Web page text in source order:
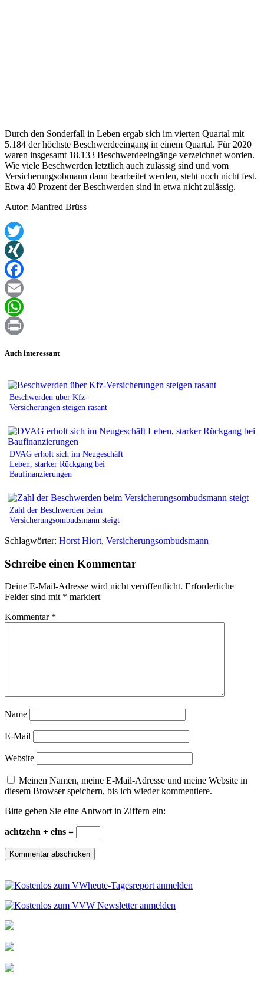
Durch den Sonderfall in Leben ergab sich im vierten Quartal mit
5.184 der höchste Beschwerdeeingang in einem Quartal. Für 2020
waren insgesamt 18.133 Beschwerdeeingänge verzeichnet worden.
Wie viele Beschwerden letztlich auch zulässig sind und vom
Versicherungsobmann dann bearbeitet werden, steht noch nicht fest.
Etwa 40 Prozent der Beschwerden sind in etwa nicht zulässig.
Autor: Manfred Brüss
Twitter
XING
Facebook
Email
WhatsApp
Auch interessant
Beschwerden über Kfz-
Versicherungen steigen rasant
DVAG erholt sich im Neugeschäft
Leben, starker Rückgang bei
Baufinanzierungen
Zahl der Beschwerden beim
Versicherungsombudsmann steigt
Schlagwörter: Horst Hiort, Versicherungsombudsmann
Schreibe einen Kommentar
Deine E-Mail-Adresse wird nicht veröffentlicht. Erforderliche
Felder sind mit * markiert
Kommentar *
Name
E-Mail
Website
Meinen Namen, meine E-Mail-Adresse und meine Website in
diesem Browser speichern, bis ich wieder kommentiere.
Bitte geben Sie eine Antwort in Ziffern ein:
achtzehn + eins =